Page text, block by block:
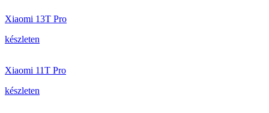
Xiaomi 13T Pro
készleten
Xiaomi 11T Pro
készleten